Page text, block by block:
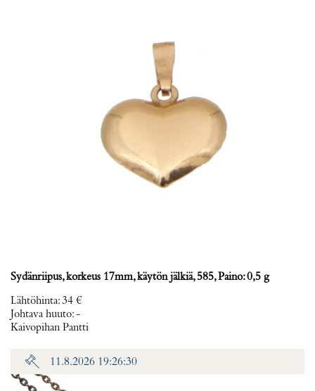
Sydänriipus, korkeus 17mm, käytön jälkiä, 585, Paino: 0,5 g
Lähtöhinta:34 €
Johtava huuto:-
Kaivopihan Pantti
11.8.2026 19:26:30